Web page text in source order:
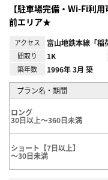
【駐車場完備・Wi-Fi利
前エリア★
アクセス 富山地鉄本線「稲
間取り 1K
築年数 1996年 3月 築
プラン名・期間
ロング
30日以上～360日未満
ショート【7日以上】
～30日未満